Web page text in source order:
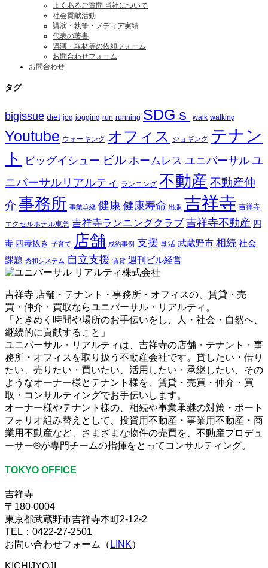
よくあるご質問 当社について
社会貢献活動
講演・執筆・メディア実績
代表の著書
講演・取材等の依頼フォーム
お問合わせフォーム
お問合わせ
タグ
bigissue diet jog jogging run running SDGｓ walk walking
Youtube ウォーキング オフィス ジョギング テナン
ト
ビッグイシュー ビル ホームレス ユニバーサルユ
ニバーサルリアルティ
ランニング 不動産 不動産仲
介 事務所 事業承継 健康健康寿命 出版 吉祥寺 吉祥寺
エクセルホテル東急 吉祥寺ランニングクラブ 吉祥寺不動産 四
毒 四毒抜き 子育て 店舗 成約事例 支援 朝活 武蔵野市 相続 社会
課題 秀和システム 自立支援 賃貸 週刊ビル経営
吉祥寺 店舗・テナント・事務所・オフィスの、賃貸・売
買・仲介・買取ならユニバーサル・リアルティ。
「ときめく時間や場所のお手伝いをし、人・社会・自然へ、
継続的に貢献すること」
ユニバーサル・リアルティは、吉祥寺の店舗・テナント・事
務所・オフィスを取り扱う不動産会社です。貸したい・借り
たい、売りたい・買いたい、活用したい・承継したい、その
ようなオーナー様とテナント様を、賃貸・売買・仲介・買
取・コンサルティングでお手伝いします。
オーナー様やテナント様の、相続や事業承継の対策・ポート
フォリオ組み替えとして、投資用不動産・事業用不動産・商
業用不動産など、さまざまな物件の売買を、不動産プロデュ
ーサー®が専門チームの指揮をとってコンサルティング。
TOKYO OFFICE
吉祥寺
〒180-0004
東京都武蔵野市吉祥寺本町2-12-2
TEL：0422-27-2501
お問い合わせフォーム（ LINK）